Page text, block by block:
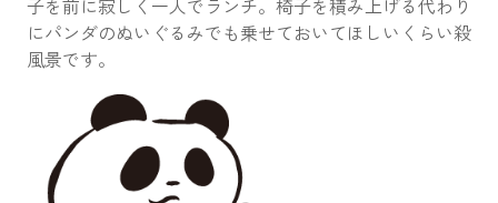
子を前に寂しく一人でランチ。椅子を積み上げる代わり
にパンダのぬいぐるみでも乗せておいてほしいくらい殺
風景です。